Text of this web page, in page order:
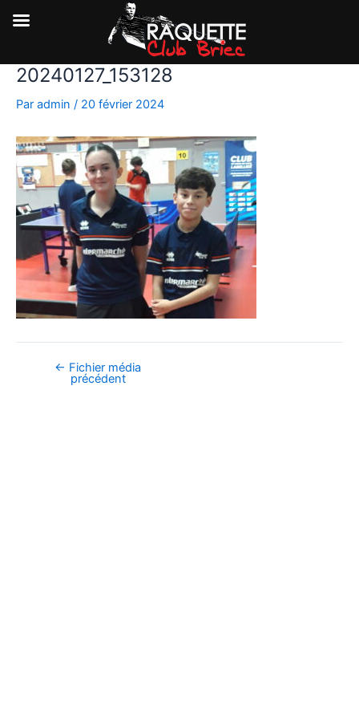
Aller
contenu
20240127_153128
Par admin / 20 février 2024
Navigation
← Fichier média
précédent